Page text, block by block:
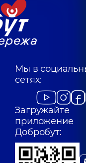
Мы в
сетях:
Загружайте
приложение
Добробут: